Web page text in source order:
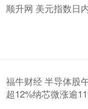
顺升网 美元指数日
福牛财经 半导体股
超12%纳芯微涨逾